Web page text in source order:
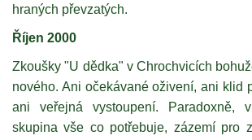
hraných převzatých.
Říjen 2000
Zkoušky "U dědka" v Chrochvicích
nového. Ani očekávané oživení, ani klid
ani veřejná vystoupení. Paradoxně,
skupina vše co potřebuje, zázemí pro